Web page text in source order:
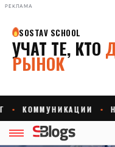
РЕКЛАМА